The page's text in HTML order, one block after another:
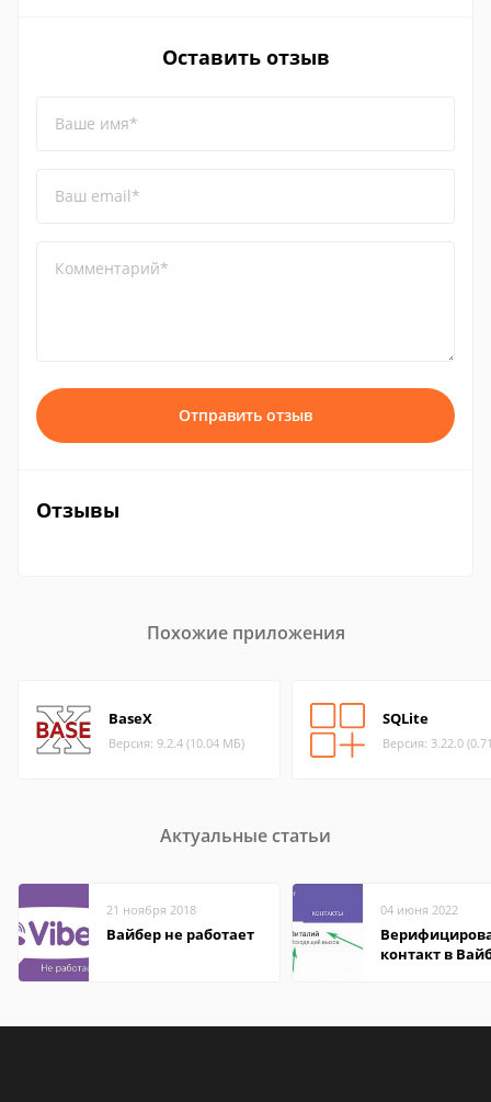
Оставить отзыв
Ваше имя*
Ваш email*
Комментарий*
Отправить отзыв
Отзывы
Похожие приложения
BaseX
Версия: 9.2.4 (10.04 МБ)
SQLite
Версия: 3.22.0
Актуальные статьи
21 ноября 2018
Вайбер не работает
04 июня 2022
контакт в